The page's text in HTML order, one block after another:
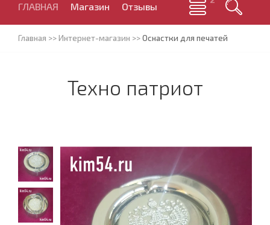
ГЛАВНАЯ Магазин Отзывы
Главная >>Интернет-магазин >>Оснастки для печатей
Техно патриот